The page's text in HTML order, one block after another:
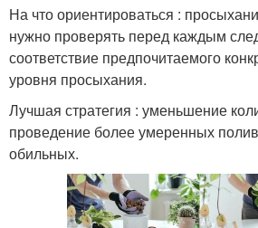
На что ориентироваться :
нужно проверять перед каждым
соответствие предпочитаемого
уровня просыхания.
Лучшая стратегия : уменьшение
проведение более умеренных
обильных.